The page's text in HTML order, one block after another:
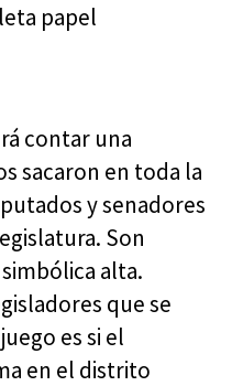
papel
contar una
sacaron en toda la
y senadores
Son
alta.
que se
es si el
en el distrito